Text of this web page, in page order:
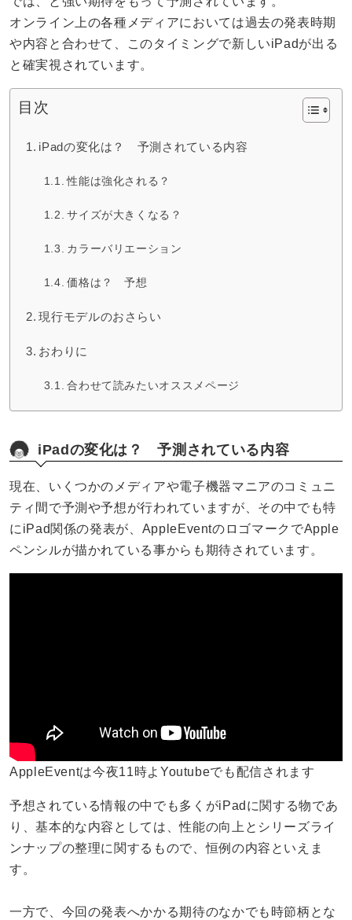
オンライン上の各種メディアにおいては過去の発表時期
や内容と合わせて、このタイミングで新しいiPadが出る
と確実視されています。
目次
iPadの変化は？ 予測されている内容
性能は強化される？
サイズが大きくなる？
カラーバリエーション
価格は？ 予想
現行モデルのおさらい
おわりに
合わせて読みたいオススメページ
iPadの変化は？ 予測されている内容
現在、いくつかのメディアや電子機器マニアのコミュニ
ティ間で予測や予想が行われていますが、その中でも特
にiPad関係の発表が、AppleEventのロゴマークでApple
ペンシルが描かれている事からも期待されています。
AppleEventは今夜11時よYoutubeでも配信されます
予想されている情報の中でも多くがiPadに関する物であ
り、基本的な内容としては、性能の向上とシリーズライ
ンナップの整理に関するもので、恒例の内容といえま
す。
一方で、今回の発表へかかる期待のなかでも時節柄とな